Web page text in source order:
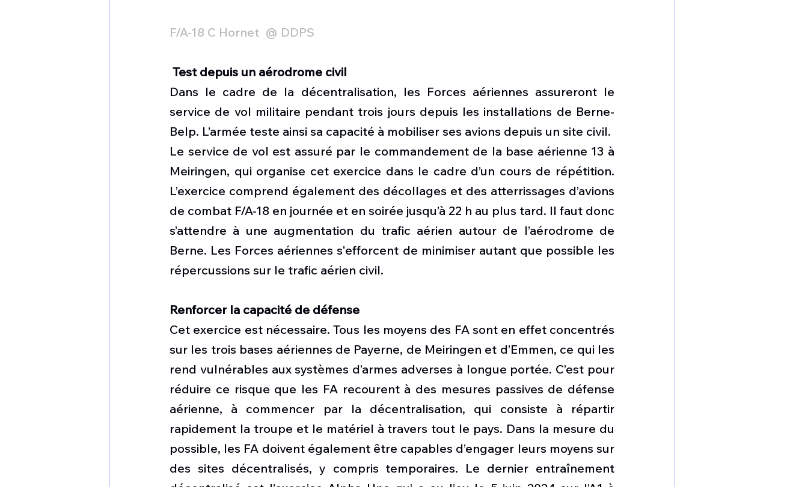
F/A-18 C Hornet  @ DDPS
Test depuis un aérodrome civil
Dans le cadre de la décentralisation, les Forces aériennes assureront le
service de vol militaire pendant trois jours depuis les installations de Berne-
Belp. L’armée teste ainsi sa capacité à mobiliser ses avions depuis un site civil.
Le service de vol est assuré par le commandement de la base aérienne 13 à
Meiringen, qui organise cet exercice dans le cadre d’un cours de répétition.
L’exercice comprend également des décollages et des atterrissages d’avions
de combat F/A-18 en journée et en soirée jusqu’à 22 h au plus tard. Il faut donc
s’attendre à une augmentation du trafic aérien autour de l’aérodrome de
Berne. Les Forces aériennes s'efforcent de minimiser autant que possible les
répercussions sur le trafic aérien civil.
Renforcer la capacité de défense
Cet exercice est nécessaire. Tous les moyens des FA sont en effet concentrés
sur les trois bases aériennes de Payerne, de Meiringen et d’Emmen, ce qui les
rend vulnérables aux systèmes d’armes adverses à longue portée. C’est pour
réduire ce risque que les FA recourent à des mesures passives de défense
aérienne, à commencer par la décentralisation, qui consiste à répartir
rapidement la troupe et le matériel à travers tout le pays. Dans la mesure du
possible, les FA doivent également être capables d’engager leurs moyens sur
des sites décentralisés, y compris temporaires. Le dernier entraînement